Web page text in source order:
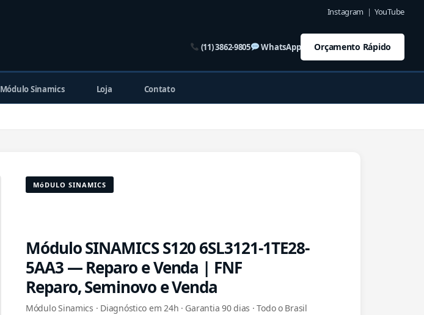
Instagram | YouTube
(11) 3862-9805 WhatsApp Orçamento Rápido
Módulo Sinamics Loja Contato
MóDULO SINAMICS
Módulo SINAMICS S120 6SL3121-1TE28-
5AA3 — Reparo e Venda | FNF
Reparo, Seminovo e Venda
Módulo Sinamics · Diagnóstico em 24h · Garantia 90 dias · Todo o Brasil